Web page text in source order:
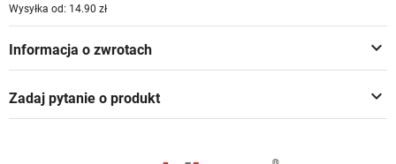
Wysyłka od: 14.90 zł
keyboard_arrow_down
Informacja o zwrotach
keyboard_arrow_down
Zadaj pytanie o produkt